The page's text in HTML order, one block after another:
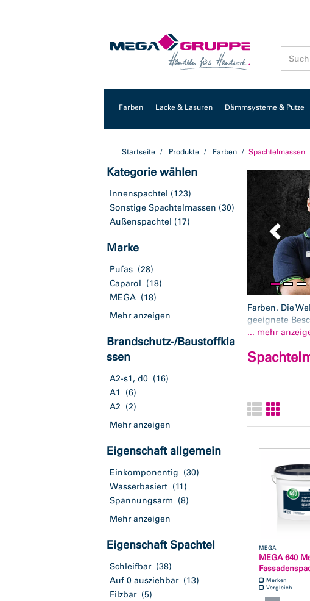
Farben Lacke & Lasuren Dämmsysteme & Putze
Startseite Produkte Farben Spachtelmassen
Kategorie wählen
Innenspachtel (123)
Sonstige Spachtelmassen (30)
Außenspachtel (17)
Marke
Pufas (28)
Caparol (18)
MEGA (18)
Mehr anzeigen
Brandschutz-/Baustoffkla
ssen
A2-s1, d0 (16)
A1
(6)
A2 (2)
Mehr anzeigen
Eigenschaft allgemein
Einkomponentig (30)
Wasserbasiert (11)
Spannungsarm (8)
Mehr anzeigen
Eigenschaft Spachtel
Schleifbar (38)
Auf 0 ausziehbar (13)
Filzbar (5)
Farben. Die
geeignete
Außenfarben,
ohne
... mehr
MEGA
MEGA 640
Merken
Vergleich